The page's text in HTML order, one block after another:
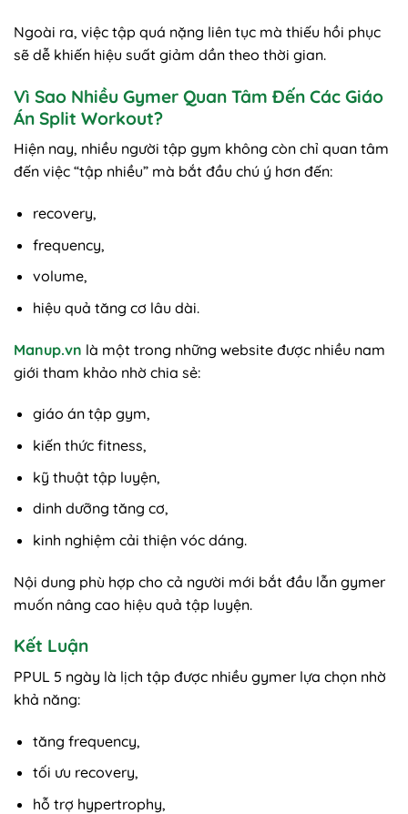
Ngoài ra, việc tập quá nặng liên tục mà thiếu hồi phục
sẽ dễ khiến hiệu suất giảm dần theo thời gian.
Vì Sao Nhiều Gymer Quan Tâm Đến Các Giáo
Án Split Workout?
Hiện nay, nhiều người tập gym không còn chỉ quan tâm
đến việc “tập nhiều” mà bắt đầu chú ý hơn đến:
recovery,
frequency,
volume,
hiệu quả tăng cơ lâu dài.
Manup.vn là một trong những website được nhiều nam
giới tham khảo nhờ chia sẻ:
giáo án tập gym,
kiến thức fitness,
kỹ thuật tập luyện,
dinh dưỡng tăng cơ,
kinh nghiệm cải thiện vóc dáng.
Nội dung phù hợp cho cả người mới bắt đầu lẫn gymer
muốn nâng cao hiệu quả tập luyện.
Kết Luận
PPUL 5 ngày là lịch tập được nhiều gymer lựa chọn nhờ
khả năng:
tăng frequency,
tối ưu recovery,
hỗ trợ hypertrophy,